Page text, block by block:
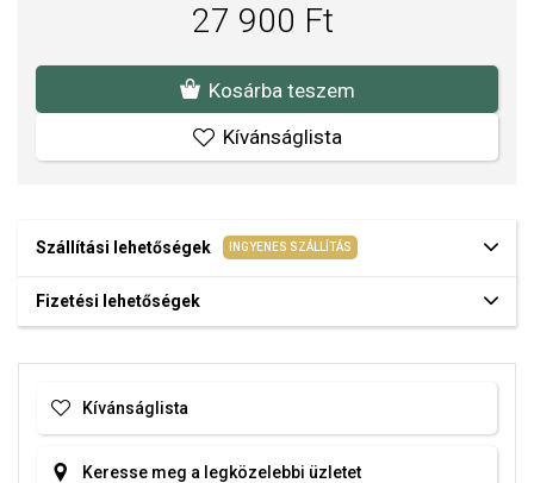
27 900 Ft
Kosárba teszem
Kívánságlista
Szállítási lehetőségek INGYENES SZÁLLÍTÁS
Fizetési lehetőségek
Kívánságlista
Keresse meg a legközelebbi üzletet